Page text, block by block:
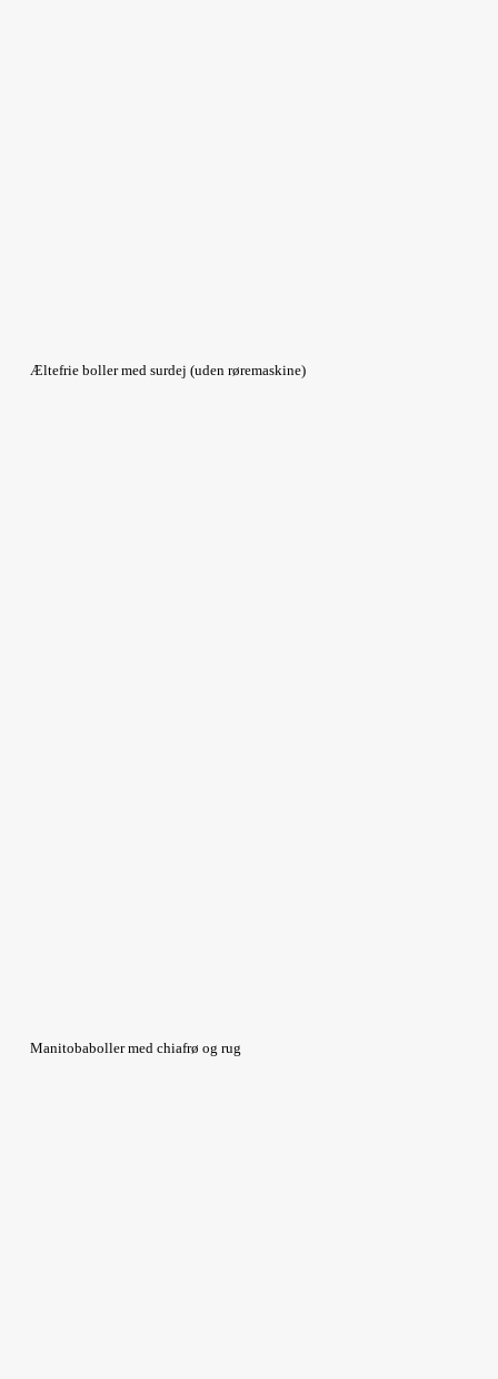
Æltefrie boller med surdej (uden røremaskine)
Manitobaboller med chiafrø og rug